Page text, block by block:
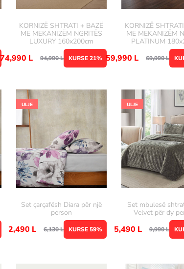
KORNIZË SHTRATI + BAZË
ME MEKANIZËM NGRITËS
LUXURY 160x200cm
KURSE 21%
94,990L
74,990 L
KORNIZË
ME MEKANIZËM
PLATINUM
69,990L
59,990 L
ULJE
Set çarçafësh Diara për një
person
KURSE 59%
6,130L
2,490 L
ULJE
Set mbulesë
Velvet për dy
9,990L
5,490 L